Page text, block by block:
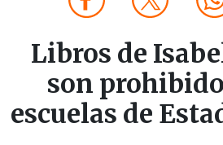
Libros de
son
escuelas de